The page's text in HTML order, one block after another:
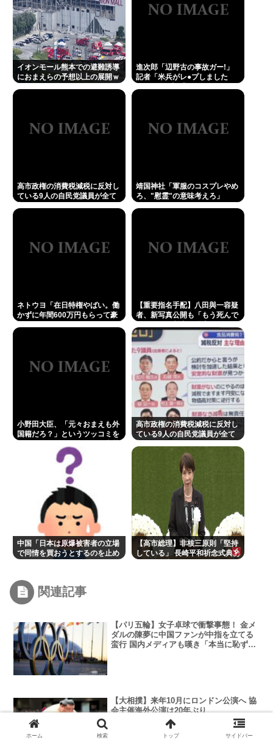
イオンモール熊本での避難誘導
におまえらの予想以上の展開ｗ
進次郎「辺野古の事故ガー!」
記者「米兵がレ●プしました
高市政権の消費税減税に反対し
ている9人の自民党議員が全て
靖国神社「軍服のコスプレやめ
ろ、"慰霊"の意味考えろ」
ネトウヨ「在日特権やばい。働
かずに年間600万円もらって豪
【重要指名手配】八田與一容疑
者、新写真公開も「もう死んで
小野田大臣、「元々おまえも外
国籍だろ？」というツッコミを
高市政権の消費税減税に反対し
ている9人の自民党議員が全て
中国「日本は原爆被害者の立場
で同情を買おうとするのを止め
【高市総理】非核三原則「堅持
している」 長崎平和祈念式典あ
関連記事
【パリ五輪】女子卓球で衝撃事態！ 金メ
ダルの陳夢に中国ファンが中指を立てる
蛮行 国内メディアも嘆き「本当に恥ずか
【大相撲】来年10月にロンドン公演へ 協
会主催海外公演は20年ぶり
ホーム 検索 トップ サイドバー